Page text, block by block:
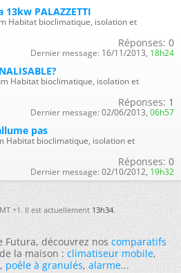
13kw PALAZZETTI
Habitat bioclimatique, isolation et
Réponses: 0
Dernier message: 16/11/2013, 18h24
Habitat bioclimatique, isolation et
Réponses: 1
Dernier message: 02/06/2013, 06h57
pas
Habitat bioclimatique, isolation et
Réponses: 0
Dernier message: 02/10/2012, 19h32
+1. Il est actuellement13h34.
Futura, découvrez noscomparatifs
la maison :climatiseur mobile,
,poêle à granulés,alarme...